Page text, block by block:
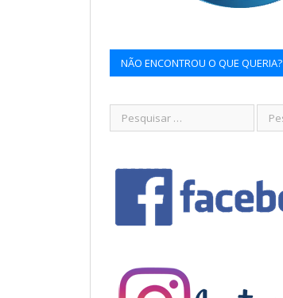
NÃO ENCONTROU O QUE QUERIA?